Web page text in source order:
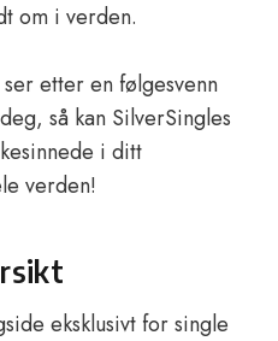
om i verden.
etter en følgesvenn
så kan SilverSingles
i ditt
verden!
eksklusivt for single